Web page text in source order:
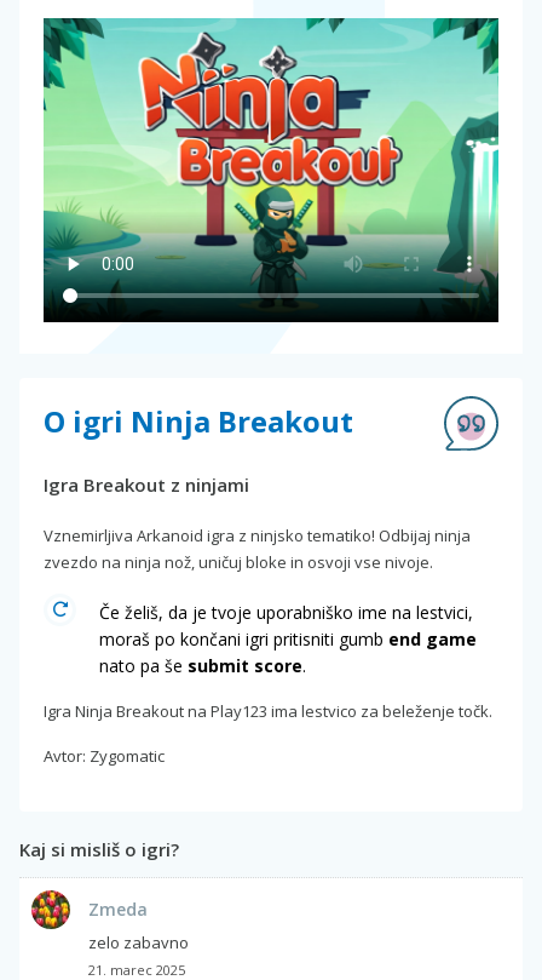
O igri Ninja Breakout
Igra Breakout z ninjami
Vznemirljiva Arkanoid igra z ninjsko tematiko! Odbijaj ninja
zvezdo na ninja nož, uničuj bloke in osvoji vse nivoje.
Če želiš, da je tvoje uporabniško ime na lestvici,
moraš po končani igri pritisniti gumb end game
nato pa še submit score.
Igra Ninja Breakout na Play123 ima lestvico za beleženje točk.
Avtor: Zygomatic
Kaj si misliš o igri?
Zmeda
zelo zabavno
21. marec 2025